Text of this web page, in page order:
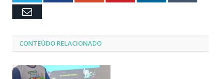
Email
CONTEÚDO RELACIONADO